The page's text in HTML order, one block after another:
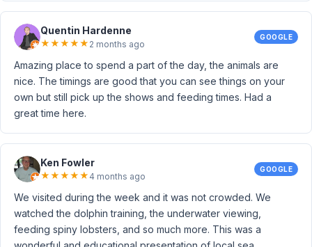
Quentin Hardenne
★★★★★ 2 months ago
GOOGLE
Amazing place to spend a part of the day, the animals are
nice. The timings are good that you can see things on your
own but still pick up the shows and feeding times. Had a
great time here.
Ken Fowler
★★★★★ 4 months ago
GOOGLE
We visited during the week and it was not crowded. We
watched the dolphin training, the underwater viewing,
feeding spiny lobsters, and so much more. This was a